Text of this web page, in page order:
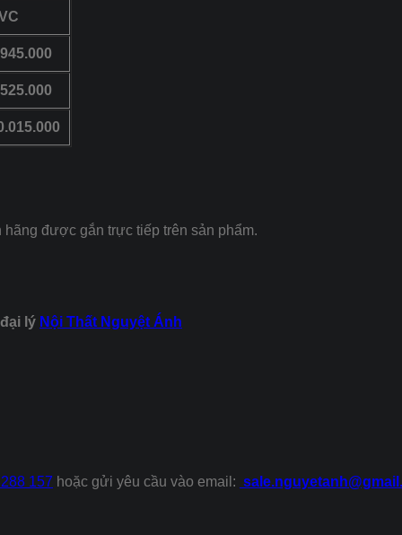
được gắn trực tiếp trên sản phẩm.
lý Nội Thất Nguyệt Ánh
157 hoặc gửi yêu cầu vào email: